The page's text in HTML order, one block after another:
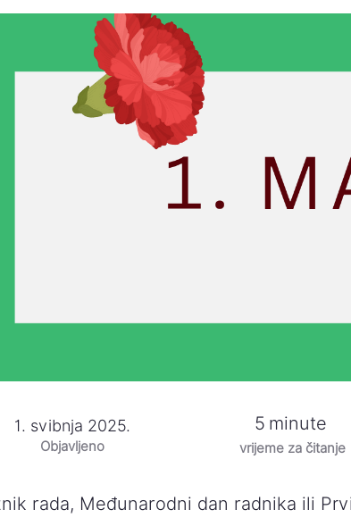
1. svibnja 2025.
Objavljeno vrijeme za čitanje
5 minute
rada, Međunarodni dan radnika ili